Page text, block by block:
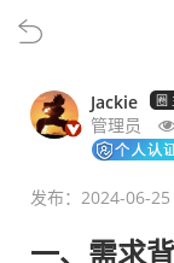
Jackie 圈
管理员
发布：2024-06-
一、需求